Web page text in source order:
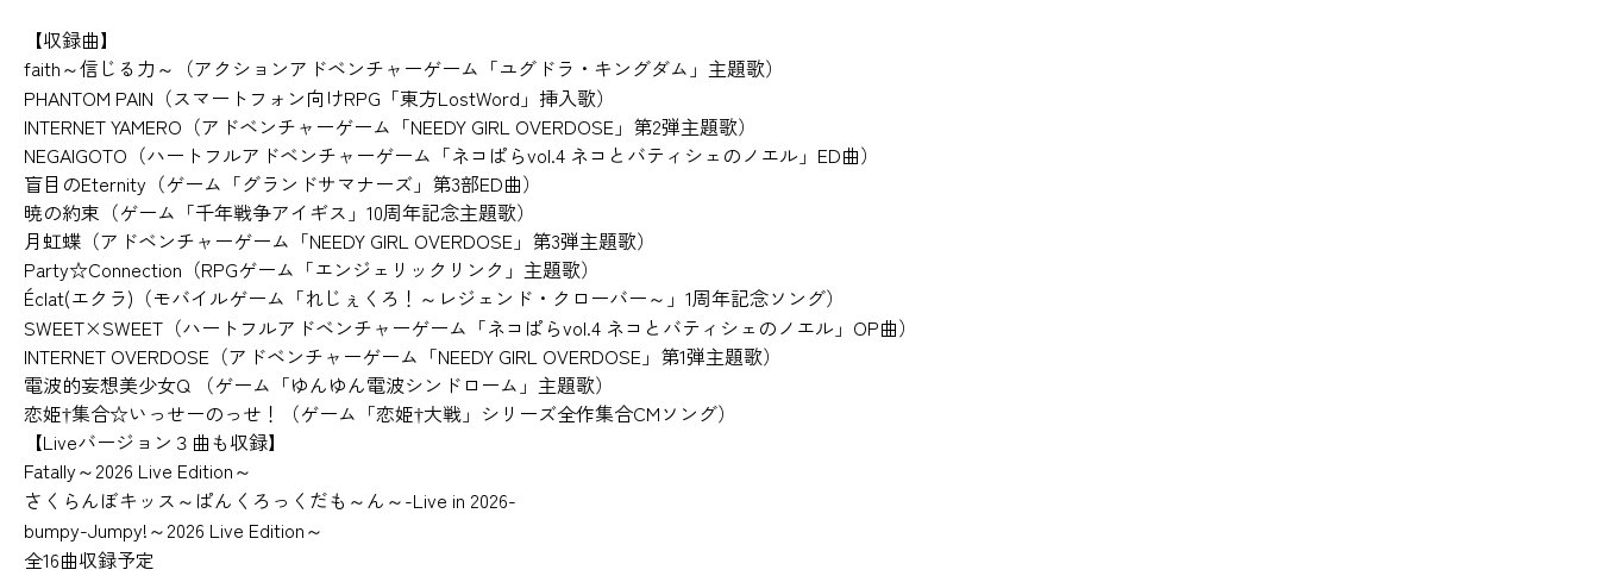
【収録曲】
faith～信じる力～（アクションアドベンチャーゲーム「ユグドラ・キングダム」主題歌）
PHANTOM PAIN（スマートフォン向けRPG「東方LostWord」挿入歌）
INTERNET YAMERO（アドベンチャーゲーム「NEEDY GIRL OVERDOSE」第2弾主題歌）
NEGAIGOTO（ハートフルアドベンチャーゲーム「ネコぱらvol.4 ネコとバティシェのノエル」ED曲）
盲目のEternity（ゲーム「グランドサマナーズ」第3部ED曲）
暁の約束（ゲーム「千年戦争アイギス」10周年記念主題歌）
月虹蝶（アドベンチャーゲーム「NEEDY GIRL OVERDOSE」第3弾主題歌）
Party☆Connection（RPGゲーム「エンジェリックリンク」主題歌）
Éclat(エクラ)（モバイルゲーム「れじぇくろ！～レジェンド・クローバー～」1周年記念ソング）
SWEET×SWEET（ハートフルアドベンチャーゲーム「ネコぱらvol.4 ネコとバティシェのノエル」OP曲）
INTERNET OVERDOSE（アドベンチャーゲーム「NEEDY GIRL OVERDOSE」第1弾主題歌）
電波的妄想美少女Q （ゲーム「ゆんゆん電波シンドローム」主題歌）
恋姫†集合☆いっせーのっせ！（ゲーム「恋姫†大戦」シリーズ全作集合CMソング）
【Liveバージョン３曲も収録】
Fatally～2026 Live Edition～
さくらんぼキッス～ぱんくろっくだも～ん～-Live in 2026-
bumpy-Jumpy!～2026 Live Edition～
全16曲収録予定